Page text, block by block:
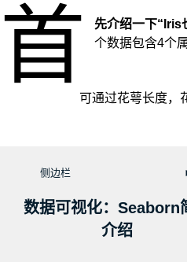
首 先介绍一下“Iris
个数据包含4个属
可通过花萼长度，
侧边栏
数据可视化：Seaborn
介绍